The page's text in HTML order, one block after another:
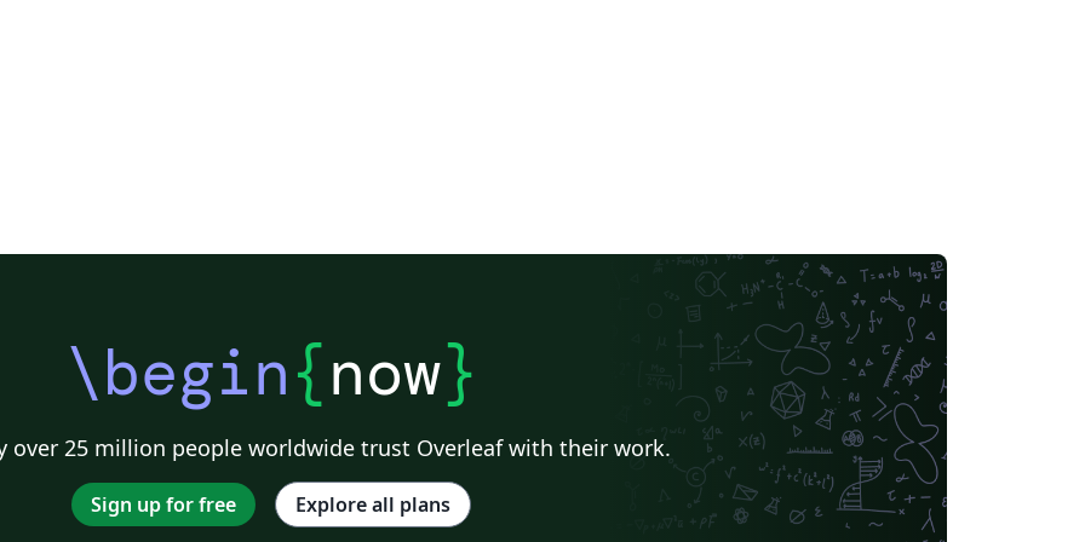
\begin{now}
over 25 million people worldwide trust Overleaf with their work.
Sign up for free Explore all plans